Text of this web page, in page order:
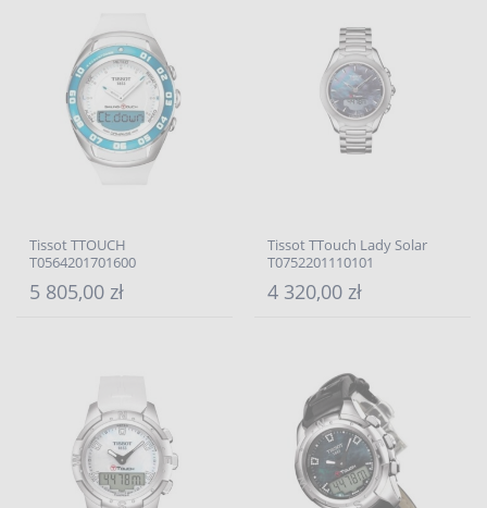
Tissot TTOUCH
T0564201701600
5 805,00 zł
Tissot TTouch Lady Solar
T0752201110101
4 320,00 zł